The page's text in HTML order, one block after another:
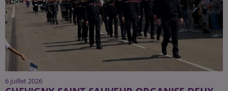
6 juillet 2026